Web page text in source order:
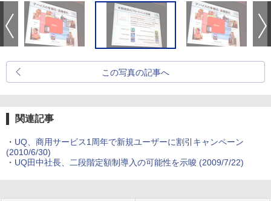
この写真の記事へ
関連記事
・ UQ、商用サービス1周年で新規ユーザーに割引キャンペーン
(2010/6/30)
・ UQ田中社長、二段階定額制導入の可能性を示唆(2009/7/22)